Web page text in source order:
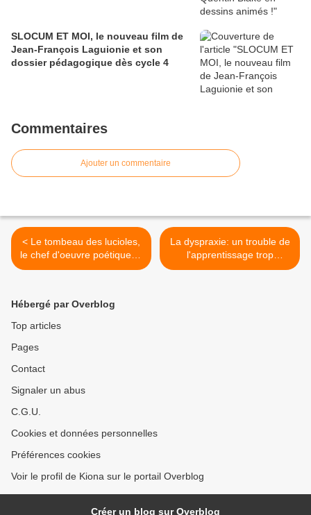
SLOCUM ET MOI, le nouveau film de
Jean-François Laguionie et son
dossier pédagogique dès cycle 4
Commentaires
Ajouter un commentaire
< Le tombeau des lucioles,
le chef d'oeuvre poétique et
touchant de Isao Takahata
La dyspraxie: un trouble de
l'apprentissage trop
souvent méconnu. >
Hébergé par Overblog
Top articles
Pages
Contact
Signaler un abus
C.G.U.
Cookies et données personnelles
Préférences cookies
Voir le profil de Kiona sur le portail Overblog
Créer un blog sur Overblog